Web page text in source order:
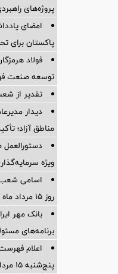
پروژه‌های
امضای
پاکستان برای تحقق تجارت
فولاد
توسعه صنعت
تقدیر از
دیدار
مناطق آزاد؛
ویژه
اسامی
روز 15 مرداد ماه در استانها
برنامه‌های
اعلام
پنج‌شنبه 15 مرداد ماه 1405